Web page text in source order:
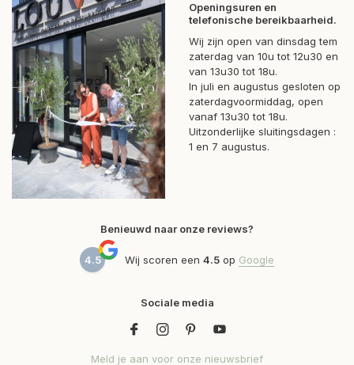
Openingsuren en
telefonische bereikbaarheid.
Wij zijn open van dinsdag tem
zaterdag van 10u tot 12u30 en
van 13u30 tot 18u.
In juli en augustus gesloten op
zaterdagvoormiddag, open
vanaf 13u30 tot 18u.
Uitzonderlijke sluitingsdagen :
1 en 7 augustus.
Benieuwd naar onze reviews?
4.5 Wij scoren een 4.5 op Google
Sociale media
Meld je aan voor onze nieuwsbrief